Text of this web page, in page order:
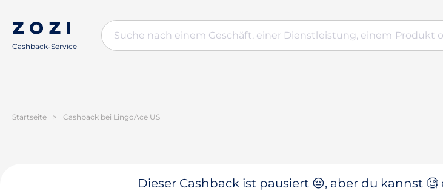
Cashback-Service
Startseite > Cashback bei LingoAce US
Dieser Cashback ist pausiert 😔, aber du kannst